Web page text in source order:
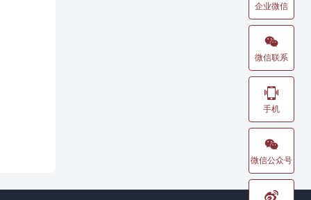
企业微信

微信联系

手机

微信公众号
